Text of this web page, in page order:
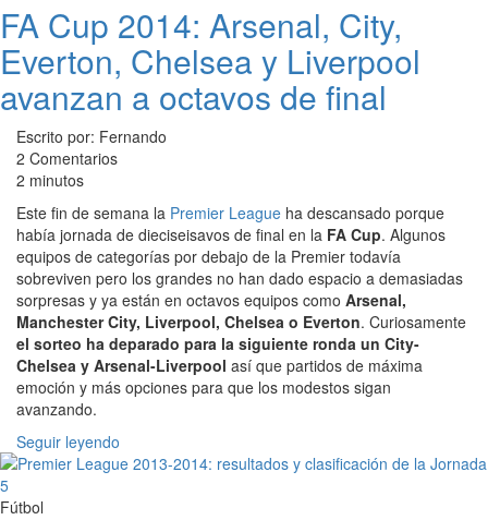
FA Cup 2014: Arsenal, City,
Everton, Chelsea y Liverpool
avanzan a octavos de final
Escrito por: Fernando
2 Comentarios
2 minutos
Este fin de semana la Premier League ha descansado porque
había jornada de dieciseisavos de final en la FA Cup. Algunos
equipos de categorías por debajo de la Premier todavía
sobreviven pero los grandes no han dado espacio a demasiadas
sorpresas y ya están en octavos equipos como Arsenal,
Manchester City, Liverpool, Chelsea o Everton. Curiosamente
el sorteo ha deparado para la siguiente ronda un City-
Chelsea y Arsenal-Liverpool así que partidos de máxima
emoción y más opciones para que los modestos sigan
avanzando.
Seguir leyendo
Fútbol